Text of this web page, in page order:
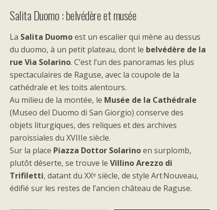
Salita Duomo : belvédère et musée
La Salita Duomoest un escalier qui mène au dessus
du duomo, à un petit plateau, dont le belvédère de la
rue Via Solarino. C’est l’un des panoramas les plus
spectaculaires de Raguse, avec la coupole de la
cathédrale et les toits alentours.
Au milieu de la montée, le Musée de la Cathédrale
(Museo del Duomo di San Giorgio) conserve des
objets liturgiques, des reliques et des archives
paroissiales du XVIIIe siècle.
Sur la place Piazza Dottor Solarinoen surplomb,
plutôt déserte, se trouve le Villino Arezzo di
Trifiletti, datant du XXᵉ siècle, de style Art Nouveau,
édifié sur les restes de l’ancien château de Raguse.